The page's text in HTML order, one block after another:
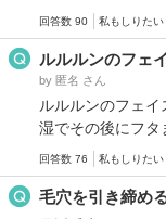
回答数 90 私もしりた
ルルルンのフェ
by 匿名 さん
ルルルンのフェ
湿でその後にフタ
回答数 76 私もしりたい
毛穴を引き締め